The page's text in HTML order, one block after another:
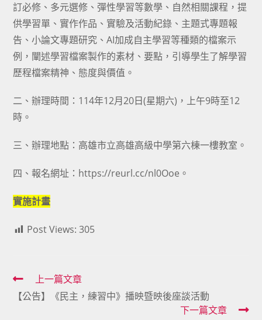
訂必修、多元選修、彈性學習等數學、自然相關課程，提
供學習單、實作作品、實驗及活動紀錄、主題式專題報
告、小論文專題研究、AI加成自主學習等種類的檔案示
例，闡述學習檔案製作的素材、要點，引導學生了解學習
歷程檔案精神、態度與價值。
二、辦理時間：114年12月20日(星期六)，上午9時至12
時。
三、辦理地點：高雄市立高雄高級中學第六棟一樓教室。
四、報名網址：https://reurl.cc/nl0Ooe。
實施計畫
Post Views: 305
Read
more
上一篇文章
【公告】《民主，練習中》播映暨映後座談活動
下一篇文章